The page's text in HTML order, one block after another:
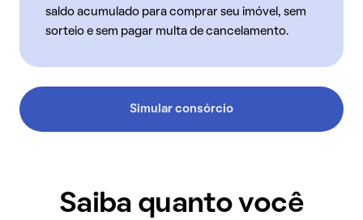
saldo acumulado para comprar seu imóvel, sem
sorteio e sem pagar multa de cancelamento.
Simular consórcio
Saiba quanto você